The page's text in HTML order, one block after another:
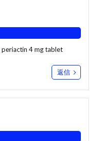
periactin 4 mg tablet
返信